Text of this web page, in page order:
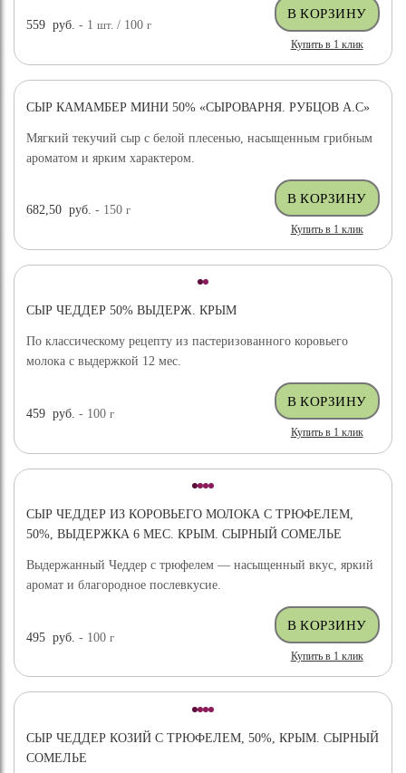
559 руб. - 1шт. / 100г
Купить в 1 клик
СЫР КАМАМБЕР МИНИ 50% «СЫРОВАРНЯ. РУБЦОВ А.С»
Мягкий текучий сыр с белой плесенью, насыщенным грибным
ароматом и ярким характером.
682,50 руб. - 150г
Купить в 1 клик
СЫР ЧЕДДЕР 50% ВЫДЕРЖ. КРЫМ
По классическому рецепту из пастеризованного коровьего
молока с выдержкой 12 мес.
459 руб. - 100г
Купить в 1 клик
СЫР ЧЕДДЕР ИЗ КОРОВЬЕГО МОЛОКА С ТРЮФЕЛЕМ,
50%, ВЫДЕРЖКА 6 МЕС. КРЫМ. СЫРНЫЙ СОМЕЛЬЕ
Выдержанный Чеддер с трюфелем — насыщенный вкус, яркий
аромат и благородное послевкусие.
495 руб. - 100г
Купить в 1 клик
СЫР ЧЕДДЕР КОЗИЙ С ТРЮФЕЛЕМ, 50%, КРЫМ. СЫРНЫЙ
СОМЕЛЬЕ